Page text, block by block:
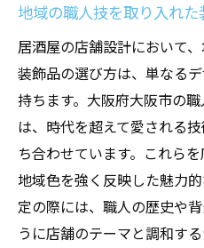
地域の職人技を取り入れ
居酒屋の店舗設計において
装飾品の選び方は、単なる
持ちます。大阪府大阪市の
は、時代を超えて愛される
ち合わせています。これら
地域色を強く反映した魅力
定の際には、職人の歴史や
うに店舗のテーマと調和す